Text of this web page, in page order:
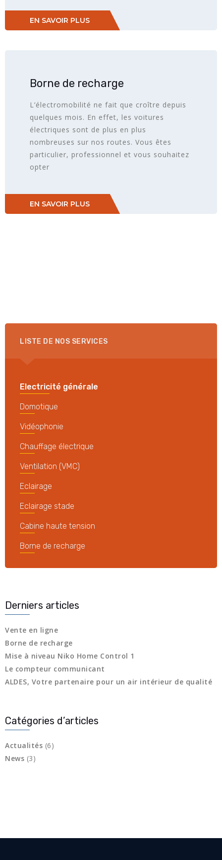
EN SAVOIR PLUS
Borne de recharge
L’électromobilité ne fait que croître depuis
quelques mois. En effet, les voitures
électriques sont de plus en plus
nombreuses sur nos routes. Vous êtes
particulier, professionnel et vous souhaitez
opter
EN SAVOIR PLUS
LISTE DE NOS SERVICES
Electricité générale
Domotique
Vidéophonie
Chauffage électrique
Ventilation (VMC)
Eclairage
Eclairage stade
Cabine haute tension
Borne de recharge
Derniers articles
Vente en ligne
Borne de recharge
Mise à niveau Niko Home Control 1
Le compteur communicant
ALDES, Votre partenaire pour un air intérieur de qualité
Catégories d’articles
Actualités (6)
News (3)